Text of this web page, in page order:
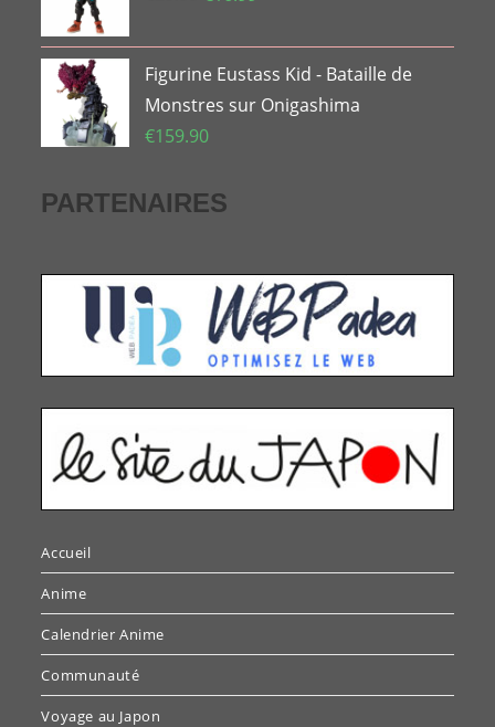
initial
était :
€25.99.
actuel
est :
€16.99.
Figurine Eustass Kid - Bataille de
Monstres sur Onigashima
€159.90
PARTENAIRES
Accueil
Anime
Calendrier Anime
Communauté
Voyage au Japon